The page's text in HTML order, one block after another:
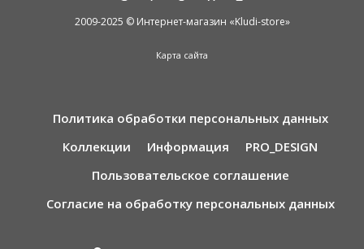
2009-2025 © Интернет-магазин «Kludi-store»
Карта сайта
Политика обработки персональных данных
Коллекции
Информация
PRO_DESIGN
Пользовательское соглашение
Согласие на обработку персональных данных